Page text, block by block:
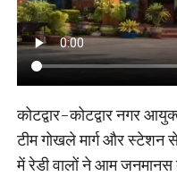
कोटद्वार-कोटद्वार नगर
टीम गोखले मार्ग और स्टेशन
में रेडी वालों ने आम जनमानस